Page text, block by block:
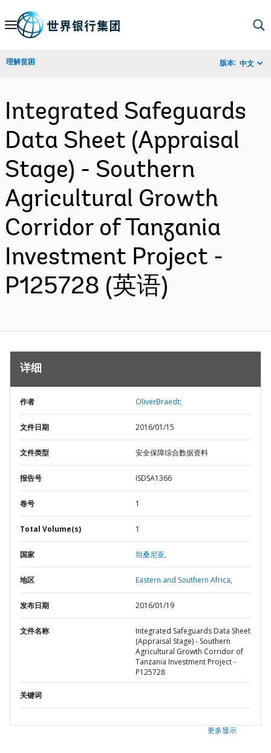
Skip
Navigation
理解贫困 版本: 中文
Integrated Safeguards
Data Sheet (Appraisal
Stage) - Southern
Agricultural Growth
Corridor of Tanzania
Investment Project -
P125728 (英语)
详细
作者 OliverBraedt;
文件日期 2016/01/15
文件类型 安全保障综合数据资料
报告号 ISDSA1366
卷号 1
Total Volume(s) 1
国家 坦桑尼亚,
地区 Eastern and Southern Africa,
发布日期 2016/01/19
文件名称
Integrated Safeguards Data Sheet
(Appraisal Stage) - Southern
Agricultural Growth Corridor of
Tanzania Investment Project -
P125728
关键词
更多显示